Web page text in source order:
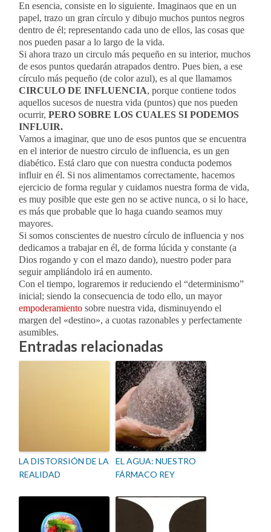
En esencia, consiste en lo siguiente. Imaginaos que en un
papel, trazo un gran círculo y dibujo muchos puntos negros
dentro de él; representando cada uno de ellos, las cosas que
nos pueden pasar a lo largo de la vida.
Si ahora trazo un circulo más pequeño en su interior, muchos
de esos puntos quedarán atrapados dentro. Pues bien, a ese
círculo más pequeño (de color azul), es al que llamamos
CIRCULO DE INFLUENCIA, porque contiene todos
aquellos sucesos de nuestra vida (puntos) que nos pueden
ocurrir,PERO SOBRE LOS CUALES SI PODEMOS
INFLUIR.
Vamos a imaginar, que uno de esos puntos que se encuentra
en el interior de nuestro circulo de influencia, es un gen
diabético. Está claro que con nuestra conducta podemos
influir en él. Si nos alimentamos correctamente, hacemos
ejercicio de forma regular y cuidamos nuestra forma de vida,
es muy posible que este gen no se active nunca, o si lo hace,
es más que probable que lo haga cuando seamos muy
mayores.
Si somos conscientes de nuestro círculo de influencia y nos
dedicamos a trabajar en él, de forma lúcida y constante (a
Dios rogando y con el mazo dando), nuestro poder para
seguir ampliándolo irá en aumento.
Con el tiempo, lograremos ir reduciendo el “determinismo”
inicial; siendo la consecuencia de todo ello, un mayor
empoderamiento sobre nuestra vida, disminuyendo el
margen del «destino», a cuotas razonables y perfectamente
asumibles.
Entradas relacionadas
LA DISTORSIÓN DE LA
REALIDAD
EL AGUA: NUESTRO
FÁRMACO REY